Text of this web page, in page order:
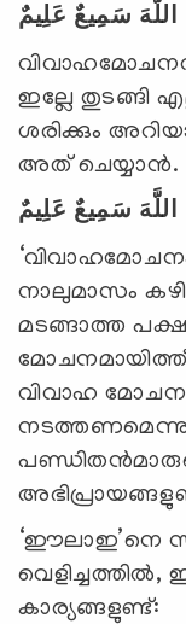
ഇല്ലേ തുടങ്ങി
ശരിക്കും
അത് ചെയ്യാന്‍.
നാലുമാസം
മടങ്ങാത്ത
വിവാഹ
‘ഈലാഇ’നെ
വെളിച്ചത്തില്‍,
കാര്യങ്ങളുണ്ട്: